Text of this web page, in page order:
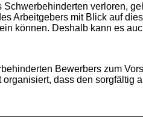
verloren,
Arbeitgebers mit Blick auf
können. Deshalb kann es
Bewerbers zum
dass den sorgfältig